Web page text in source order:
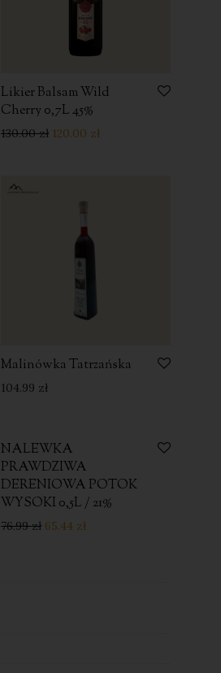
Likier Balsam Wild
Cherry 0,7L 45%
130.00zł 120.00 zł
Malinówka Tatrzańska
104.99 zł
NALEWKA
PRAWDZIWA
DERENIOWA POTOK
WYSOKI 0,5L / 21%
76.99zł 65.44 zł